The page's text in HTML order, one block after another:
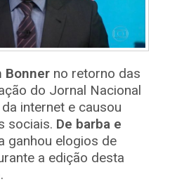
Bonner no retorno das
do Jornal Nacional
internet e causou
sociais. De barba e
ganhou elogios de
a edição desta